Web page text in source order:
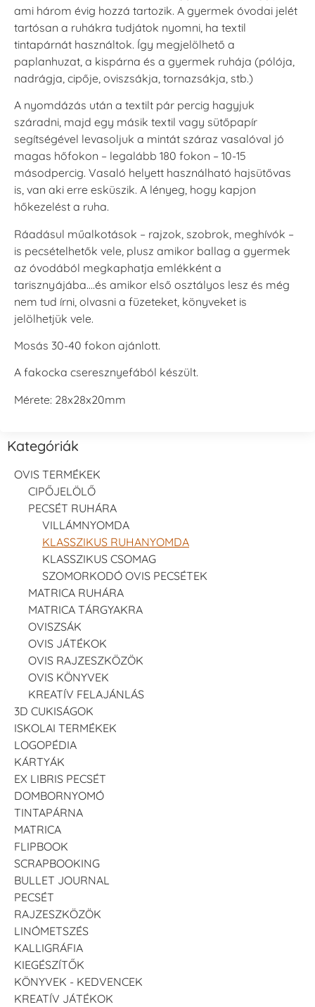
VersaCraft
Tintapárna -
Hidegszürke -
VersaCraft
+1.380 Ft
VersaCraft
Tintapárna -
Vízkék
+790 Ft
ami három évig hozzá tartozik. A gyermek óvodai jelét
tartósan a ruhákra tudjátok nyomni, ha textil
tintapárnát használtok. Így megjelölhető a
paplanhuzat, a kispárna és a gyermek ruhája (pólója,
nadrágja, cipője, oviszsákja, tornazsákja, stb.)
A nyomdázás után a textilt pár percig hagyjuk
száradni, majd egy másik textil vagy sütőpapír
segítségével levasoljuk a mintát száraz vasalóval jó
magas hőfokon – legalább 180 fokon – 10-15
másodpercig. Vasaló helyett használható hajsütővas
is, van aki erre esküszik. A lényeg, hogy kapjon
hőkezelést a ruha.
Ráadásul műalkotások – rajzok, szobrok, meghívók –
is pecsételhetők vele, plusz amikor ballag a gyermek
az óvodából megkaphatja emlékként a
tarisznyájába….és amikor első osztályos lesz és még
nem tud írni, olvasni a füzeteket, könyveket is
jelölhetjük vele.
Mosás 30-40 fokon ajánlott.
A fakocka cseresznyefából készült.
Mérete: 28x28x20mm
Kategóriák
OVIS TERMÉKEK
CIPŐJELÖLŐ
PECSÉT RUHÁRA
VILLÁMNYOMDA
KLASSZIKUS RUHANYOMDA
KLASSZIKUS CSOMAG
SZOMORKODÓ OVIS PECSÉTEK
MATRICA RUHÁRA
MATRICA TÁRGYAKRA
OVISZSÁK
OVIS JÁTÉKOK
OVIS RAJZESZKÖZÖK
OVIS KÖNYVEK
KREATÍV FELAJÁNLÁS
3D CUKISÁGOK
ISKOLAI TERMÉKEK
LOGOPÉDIA
KÁRTYÁK
EX LIBRIS PECSÉT
DOMBORNYOMÓ
TINTAPÁRNA
MATRICA
FLIPBOOK
SCRAPBOOKING
BULLET JOURNAL
PECSÉT
RAJZESZKÖZÖK
LINÓMETSZÉS
KALLIGRÁFIA
KIEGÉSZÍTŐK
KÖNYVEK - KEDVENCEK
KREATÍV JÁTÉKOK